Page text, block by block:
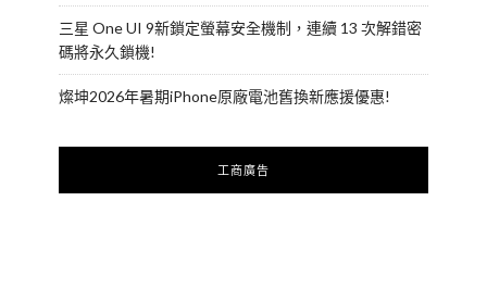
三星 One UI 9新鎖定螢幕安全機制，連續 13 次解錯密
碼將永久鎖機!
燦坤2026年暑期iPhone原廠電池舊換新應援優惠!
工商廣告